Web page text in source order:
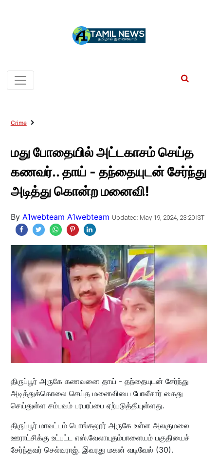
Crime
மது போதையில் அட்டகாசம் செய்த
கணவர்.. தாய் - தந்தையுடன் சேர்ந்து
அடித்து கொன்ற மனைவி!
By A1webteam A1webteam Updated: May 19, 2024, 23:20 IST
திருப்பூர் அருகே கணவனை தாய் - தந்தையுடன் சேர்ந்து
அடித்துக்கொலை செய்த மனைவியை போலீசார் கைது
செய்துள்ள சம்பவம் பரபரப்பை ஏற்படுத்தியுள்ளது.
திருப்பூர் மாவட்டம் பொங்கலூர் அருகே உள்ள அலகுமலை
ஊராட்சிக்கு உட்பட்ட எஸ்.வேலாயுதம்பாளையம் பகுதியைச்
சேர்ந்தவர் செல்வராஜ். இவரது மகன் வடிவேல் (30).